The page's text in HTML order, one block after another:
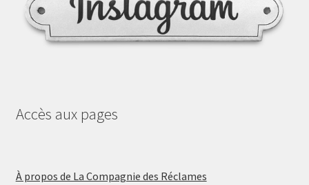
Accès aux pages
À propos de La Compagnie des Réclames